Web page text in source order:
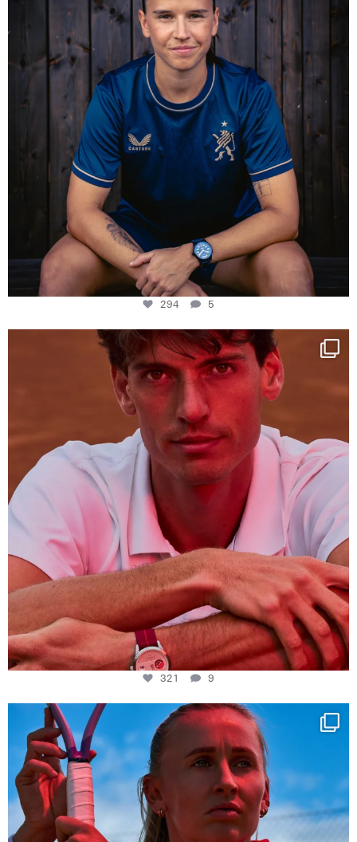
294 5
294 5
One last dance at home
This week at...
321
9
321 9
Determination, elegance and Swiss precision —
442
14